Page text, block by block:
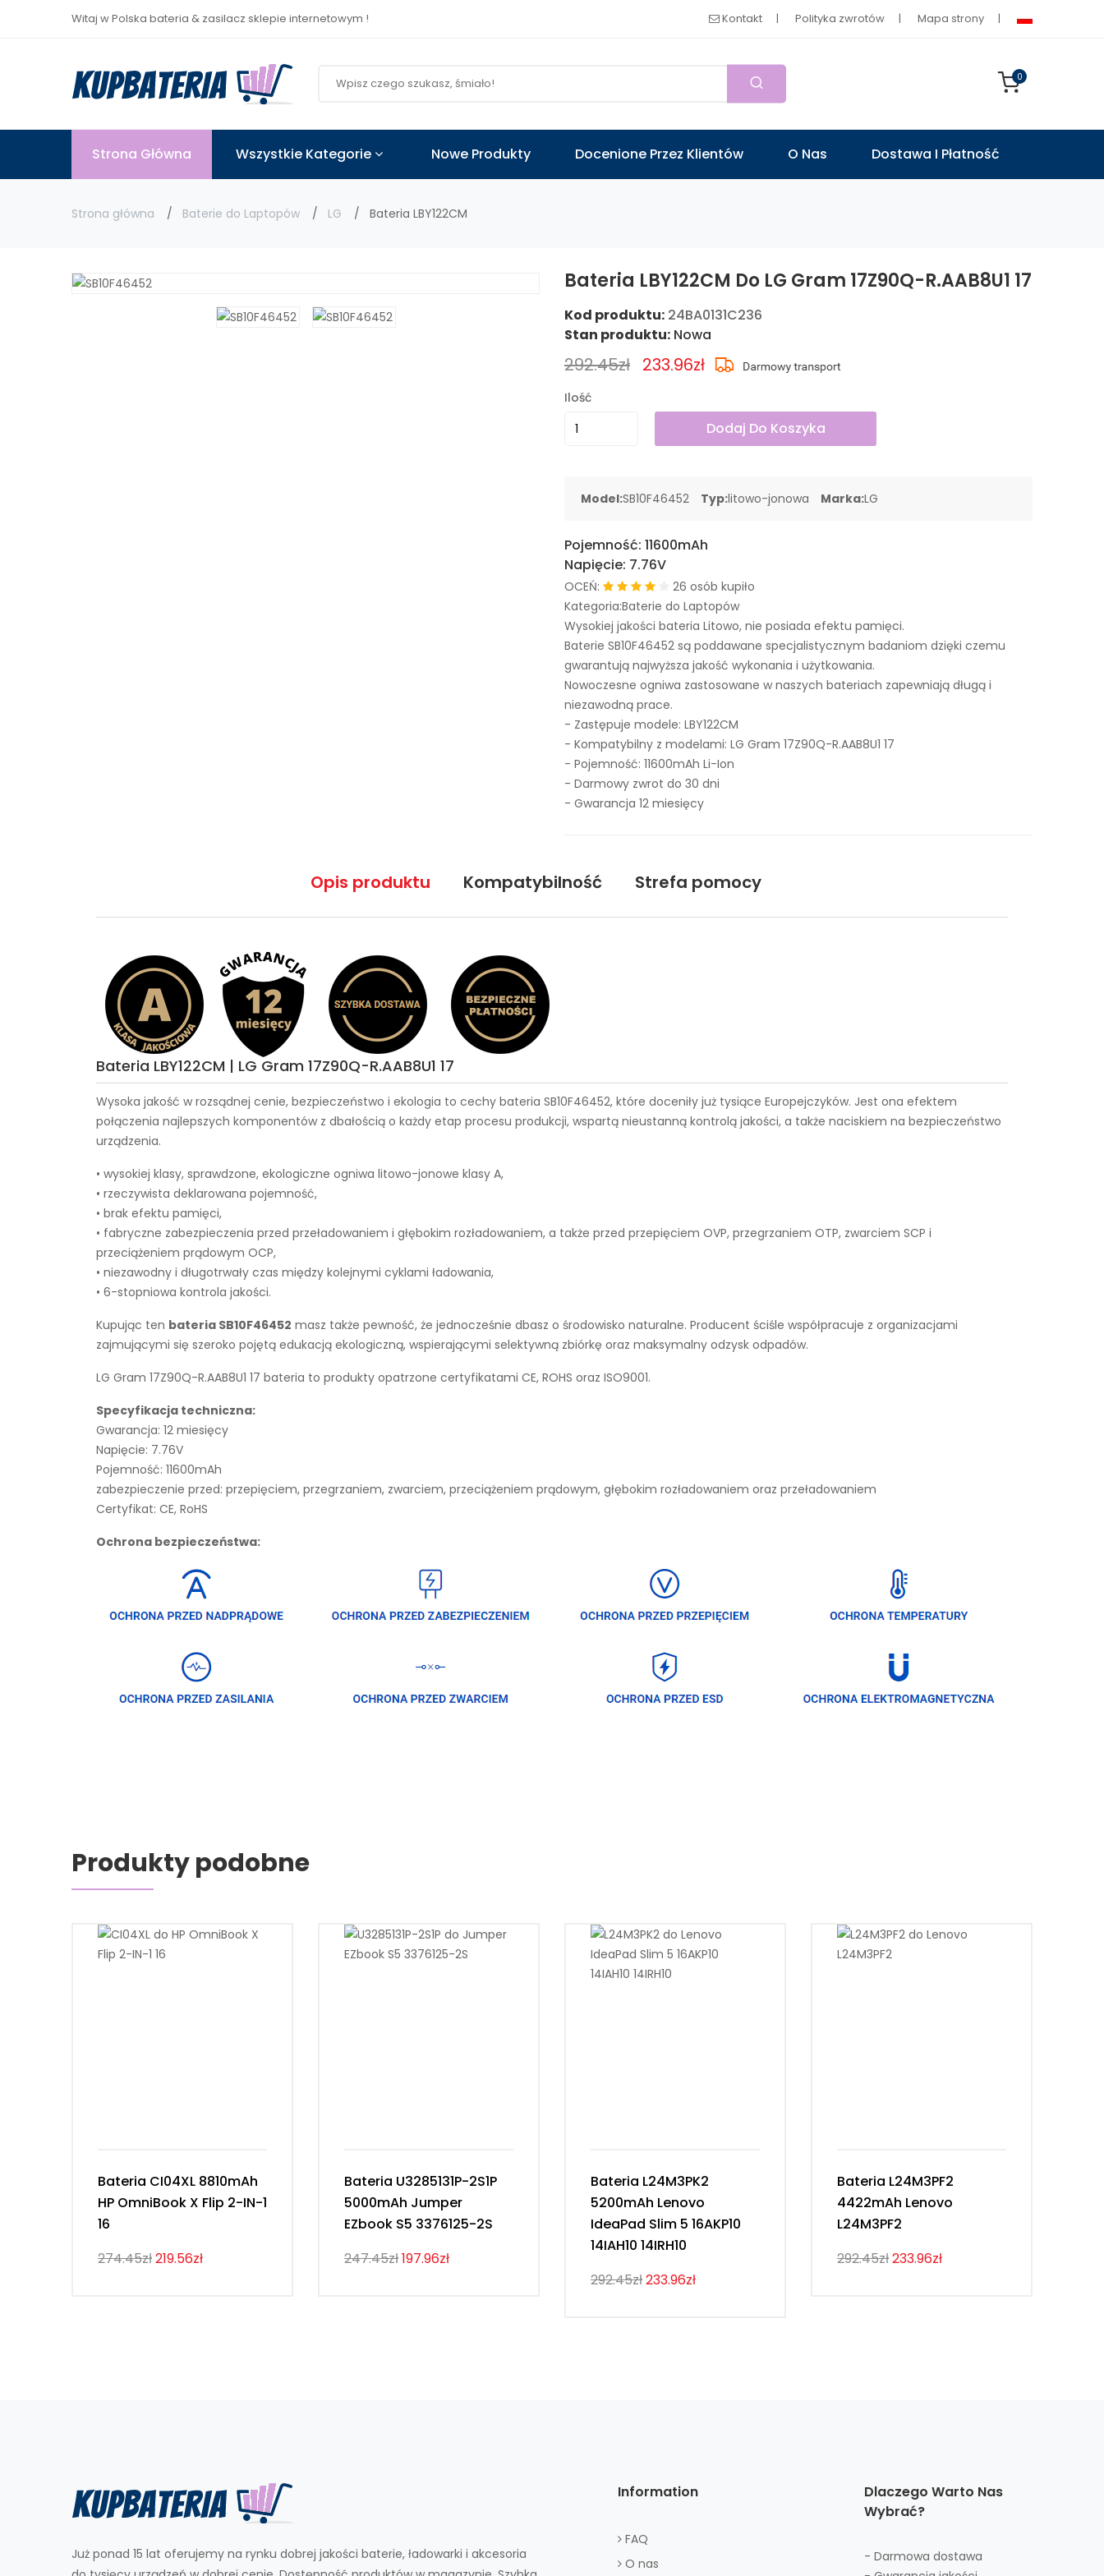
Witaj w Polska bateria & zasilacz sklepie internetowym ! Kontakt Polityka zwrotów Mapa strony
0
Strona Główna Wszystkie Kategorie Nowe Produkty Docenione Przez Klientów O Nas Dostawa I Płatność
Strona główna Baterie do Laptopów LG Bateria LBY122CM
Bateria LBY122CM Do LG Gram 17Z90Q-R.AAB8U1 17
Kod produktu: 24BA0131C236
Stan produktu: Nowa
292.45zł 233.96zł
Ilość
Dodaj Do Koszyka
Model:SB10F46452 Typ:litowo-jonowa Marka:LG
Pojemność: 11600mAh
Napięcie: 7.76V
OCEŃ:
26 osób kupiło
Kategoria:Baterie do Laptopów
Wysokiej jakości bateria Litowo, nie posiada efektu pamięci.
Baterie SB10F46452 są poddawane specjalistycznym badaniom dzięki czemu
gwarantują najwyższa jakość wykonania i użytkowania.
Nowoczesne ogniwa zastosowane w naszych bateriach zapewniają długą i
niezawodną prace.
- Zastępuje modele: LBY122CM
- Kompatybilny z modelami: LG Gram 17Z90Q-R.AAB8U1 17
- Pojemność: 11600mAh Li-Ion
- Darmowy zwrot do 30 dni
- Gwarancja 12 miesięcy
Opis produktu Kompatybilność Strefa pomocy
Bateria LBY122CM | LG Gram 17Z90Q-R.AAB8U1 17
Wysoka jakość w rozsądnej cenie, bezpieczeństwo i ekologia to cechy bateria SB10F46452, które doceniły już tysiące Europejczyków. Jest ona efektem
połączenia najlepszych komponentów z dbałością o każdy etap procesu produkcji, wspartą nieustanną kontrolą jakości, a także naciskiem na bezpieczeństwo
urządzenia.
• wysokiej klasy, sprawdzone, ekologiczne ogniwa litowo-jonowe klasy A,
• rzeczywista deklarowana pojemność,
• brak efektu pamięci,
• fabryczne zabezpieczenia przed przeładowaniem i głębokim rozładowaniem, a także przed przepięciem OVP, przegrzaniem OTP, zwarciem SCP i
przeciążeniem prądowym OCP,
• niezawodny i długotrwały czas między kolejnymi cyklami ładowania,
• 6-stopniowa kontrola jakości.
Kupując ten bateria SB10F46452 masz także pewność, że jednocześnie dbasz o środowisko naturalne. Producent ściśle współpracuje z organizacjami
zajmującymi się szeroko pojętą edukacją ekologiczną, wspierającymi selektywną zbiórkę oraz maksymalny odzysk odpadów.
LG Gram 17Z90Q-R.AAB8U1 17 bateria to produkty opatrzone certyfikatami CE, ROHS oraz ISO9001.
Specyfikacja techniczna:
Gwarancja: 12 miesięcy
Napięcie: 7.76V
Pojemność: 11600mAh
zabezpieczenie przed: przepięciem, przegrzaniem, zwarciem, przeciążeniem prądowym, głębokim rozładowaniem oraz przeładowaniem
Certyfikat: CE, RoHS
Ochrona bezpieczeństwa:
Produkty podobne
Bateria CI04XL 8810mAh
HP OmniBook X Flip 2-IN-1
16
274.45zł219.56zł
Bateria U3285131P-2S1P
5000mAh Jumper
EZbook S5 3376125-2S
247.45zł197.96zł
Bateria L24M3PK2
5200mAh Lenovo
IdeaPad Slim 5 16AKP10
14IAH10 14IRH10
292.45zł233.96zł
Bateria L24M3PF2
4422mAh Lenovo
L24M3PF2
292.45zł233.96zł
Już ponad 15 lat oferujemy na rynku dobrej jakości baterie, ładowarki i akcesoria
Information
FAQ
O nas
Dlaczego Warto Nas
Wybrać?
- Darmowa dostawa